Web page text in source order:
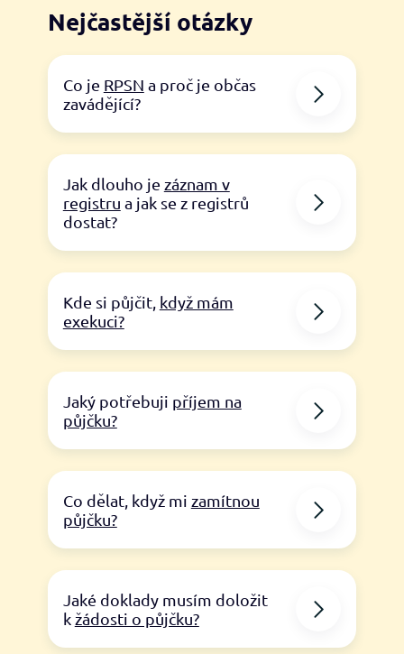
Nejčastější otázky
Co je RPSN a proč je občas
zavádějící?
Jak dlouho je záznam v
registru a jak se z registrů
dostat?
Kde si půjčit, když mám
exekuci?
Jaký potřebuji příjem na
půjčku?
Co dělat, když mi zamítnou
půjčku?
Jaké doklady musím doložit
kžádosti o půjčku?